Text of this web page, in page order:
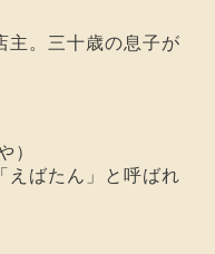
。三十歳の息子が
）
ばたん」と呼ばれ